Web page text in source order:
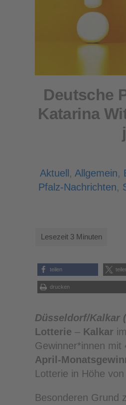
Deutsche
Katarina
Aktuell,Allgemein,
Pfalz-Nachrichten,
teilen
drucken
Düsseldorf/Kalkar
Lotterie – Kalkar
Gewinner*innen mit
April-
Lotterie in Höhe
Besonderen Grund